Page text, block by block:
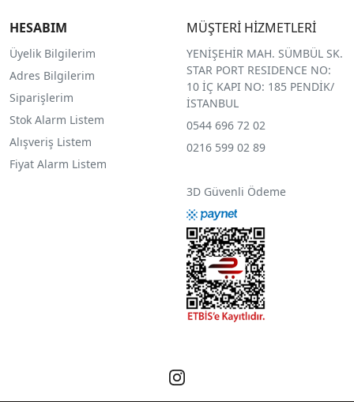
HESABIM
Üyelik Bilgilerim
Adres Bilgilerim
Siparişlerim
Stok Alarm Listem
Alışveriş Listem
Fiyat Alarm Listem
MÜŞTERİ HİZMETLERİ
YENİŞEHİR MAH. SÜMBÜL SK.
STAR PORT RESIDENCE NO:
10 İÇ KAPI NO: 185 PENDİK/
İSTANBUL
0544 696 72 02
0216 599 02 89
3D Güvenli Ödeme